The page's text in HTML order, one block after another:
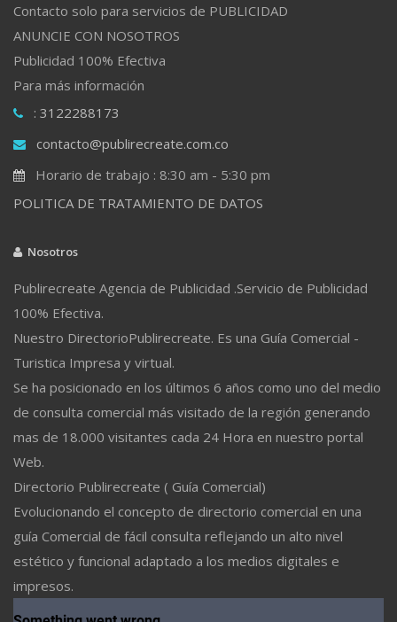
Contacto solo para servicios de PUBLICIDAD
ANUNCIE CON NOSOTROS
Publicidad 100% Efectiva
Para más información
: 3122288173
contacto@publirecreate.com.co
Horario de trabajo : 8:30 am - 5:30 pm
POLITICA DE TRATAMIENTO DE DATOS
Nosotros
Publirecreate Agencia de Publicidad .Servicio de Publicidad
100% Efectiva.
Nuestro DirectorioPublirecreate. Es una Guía Comercial -
Turistica Impresa y virtual.
Se ha posicionado en los últimos 6 años como uno del medio
de consulta comercial más visitado de la región generando
mas de 18.000 visitantes cada 24 Hora en nuestro portal
Web.
Directorio Publirecreate ( Guía Comercial)
Evolucionando el concepto de directorio comercial en una
guía Comercial de fácil consulta reflejando un alto nivel
estético y funcional adaptado a los medios digitales e
impresos.